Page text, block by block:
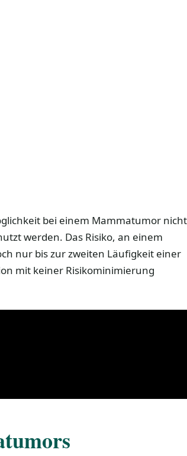
bei einem Mammatumor nicht
werden. Das Risiko, an einem
nur bis zur zweiten Läufigkeit einer
mit keiner Risikominimierung